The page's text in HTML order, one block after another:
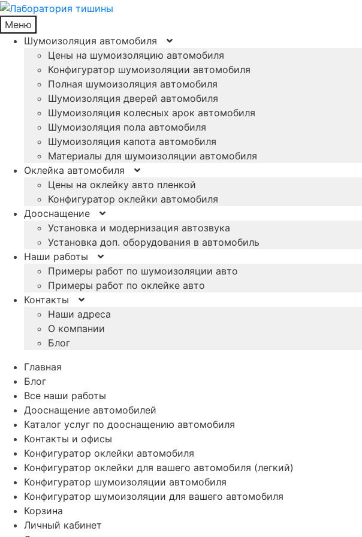
Меню
Шумоизоляция автомобиля
Цены на шумоизоляцию автомобиля
Конфигуратор шумоизоляции автомобиля
Полная шумоизоляция автомобиля
Шумоизоляция дверей автомобиля
Шумоизоляция колесных арок автомобиля
Шумоизоляция пола автомобиля
Шумоизоляция капота автомобиля
Материалы для шумоизоляции автомобиля
Оклейка автомобиля
Цены на оклейку авто пленкой
Конфигуратор оклейки автомобиля
Дооснащение
Установка и модернизация автозвука
Установка доп. оборудования в автомобиль
Наши работы
Примеры работ по шумоизоляции авто
Примеры работ по оклейке авто
Контакты
Наши адреса
О компании
Блог
Главная
Блог
Все наши работы
Дооснащение автомобилей
Каталог услуг по дооснащению автомобиля
Контакты и офисы
Конфигуратор оклейки автомобиля
Конфигуратор оклейки для вашего автомобиля (легкий)
Конфигуратор шумоизоляции автомобиля
Конфигуратор шумоизоляции для вашего автомобиля
Корзина
Личный кабинет